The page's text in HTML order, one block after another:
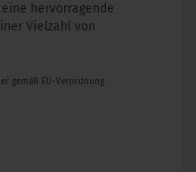
hervorragende
Vielzahl von
gemäß EU-Verordnung